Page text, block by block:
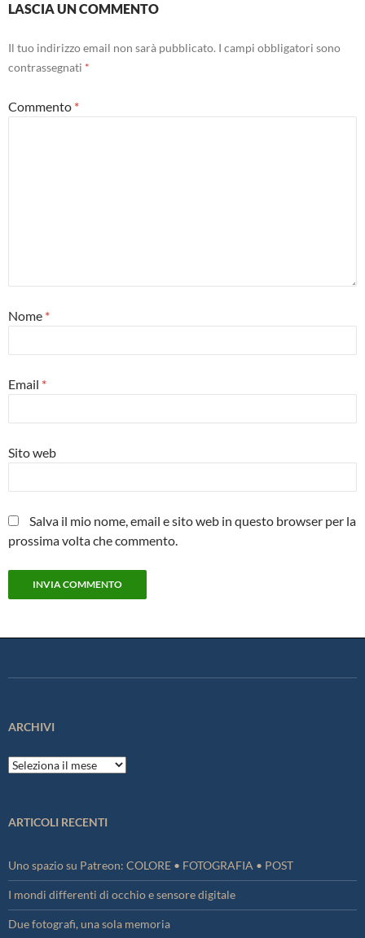
LASCIA UN COMMENTO
Il tuo indirizzo email non sarà pubblicato. I campi obbligatori sono
contrassegnati *
Commento *
Nome *
Email *
Sito web
Salva il mio nome, email e sito web in questo browser per la
prossima volta che commento.
ARCHIVI
Archivi
ARTICOLI RECENTI
Uno spazio su Patreon: COLORE • FOTOGRAFIA • POST
I mondi differenti di occhio e sensore digitale
Due fotografi, una sola memoria